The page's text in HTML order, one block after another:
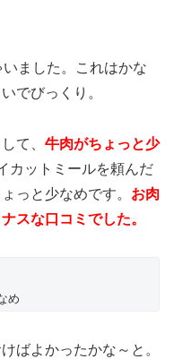
ました。これはかな
でびっくり。
て、 牛肉がちょっと少
カットミールを頼んだ
っと少なめです。 お肉
スな口コミでした。
め
ばよかったかな～と。